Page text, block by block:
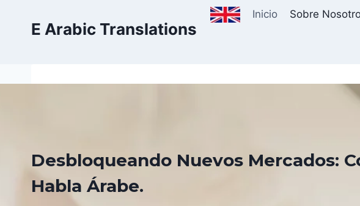
E Arabic Translations
Inicio Sobre
Desbloqueando Nuevos Mercados:
Habla Árabe.